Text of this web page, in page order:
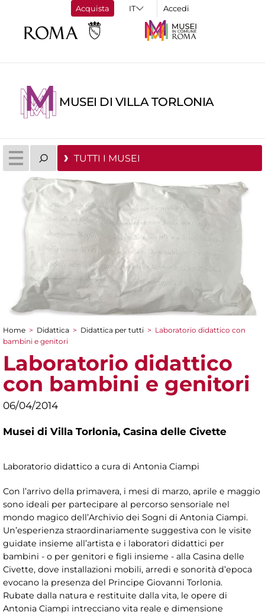
Acquista Accedi
MUSEI DI VILLA TORLONIA
TUTTI I MUSEI
Tu sei qui
Home > Didattica > Didattica per tutti > Laboratorio didattico con
bambini e genitori
Laboratorio didattico
con bambini e genitori
06/04/2014
Musei di Villa Torlonia, Casina delle Civette
Laboratorio didattico a cura di Antonia Ciampi
Con l’arrivo della primavera, i mesi di marzo, aprile e maggio
sono ideali per partecipare al percorso sensoriale nel
mondo magico dell’Archivio dei Sogni di Antonia Ciampi.
Un’esperienza straordinariamente suggestiva con le visite
guidate insieme all’artista e i laboratori didattici per
bambini - o per genitori e figli insieme - alla Casina delle
Civette, dove installazioni mobili, arredi e sonorità d’epoca
evocano la presenza del Principe Giovanni Torlonia.
Rubate dalla natura e restituite dalla vita, le opere di
Antonia Ciampi intrecciano vita reale e dimensione